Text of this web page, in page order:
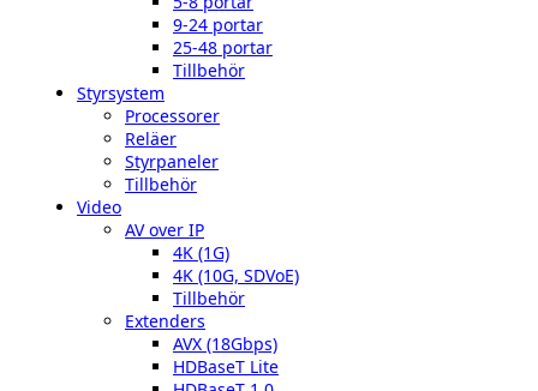
9-24 portar
25-48 portar
Tillbehör
Styrsystem
Processorer
Reläer
Styrpaneler
Tillbehör
Video
AV over IP
4K (1G)
4K (10G, SDVoE)
Tillbehör
Extenders
AVX (18Gbps)
HDBaseT Lite